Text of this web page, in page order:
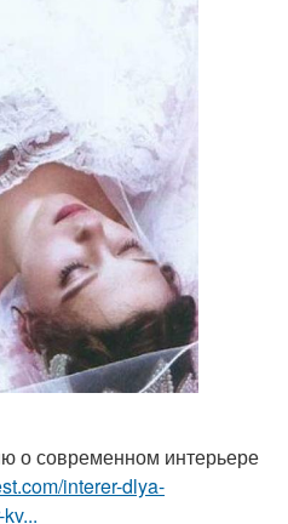
о современном интерьере
interer-dlya-